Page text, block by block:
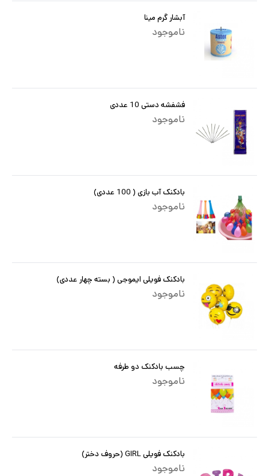
آبشار گرم مینا
ناموجود
فشفشه دستی 10 عددی
ناموجود
بادکنک آب بازی ( 100 عددی)
ناموجود
بادکنک فویلی ایموجی ( بسته چهار عددی)
ناموجود
چسب بادکنک دو طرفه
ناموجود
بادکنک فویلی GIRL (حروف دختر)
ناموجود